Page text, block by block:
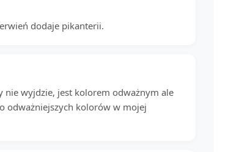
dodaje pikanterii.
nie wyjdzie, jest kolorem odważnym ale
odważniejszych kolorów w mojej